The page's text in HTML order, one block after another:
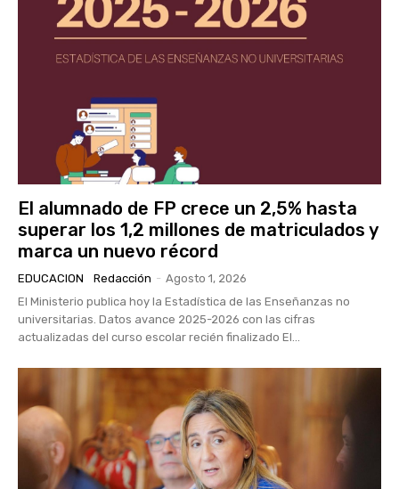
El alumnado de FP crece un 2,5% hasta
superar los 1,2 millones de matriculados y
marca un nuevo récord
EDUCACION Redacción - Agosto 1, 2026
El Ministerio publica hoy la Estadística de las Enseñanzas no
universitarias. Datos avance 2025-2026 con las cifras
actualizadas del curso escolar recién finalizado El...